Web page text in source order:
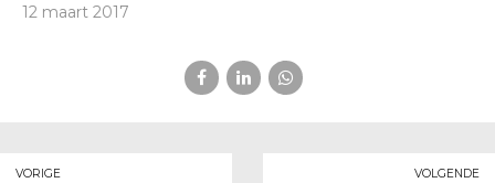
12 maart 2017
VORIGE VOLGENDE